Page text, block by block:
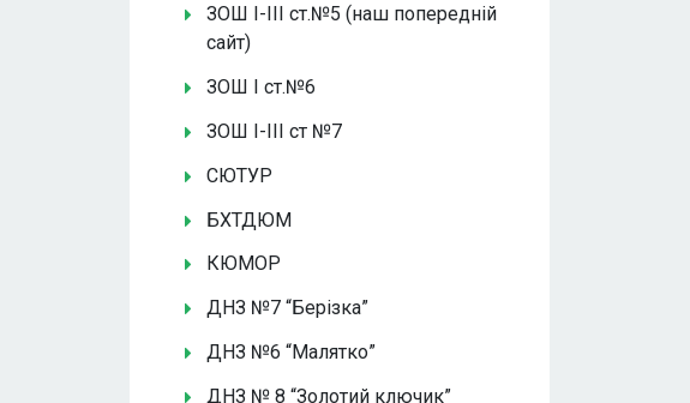
ЗОШ І-ІІІ ст.№5 (наш попередній
сайт)
ЗОШ І ст.№6
ЗОШ І-ІІІ ст №7
СЮТУР
БХТДЮМ
КЮМОР
ДНЗ №7 “Берізка”
ДНЗ №6 “Малятко”
ДНЗ № 8 “Золотий ключик”